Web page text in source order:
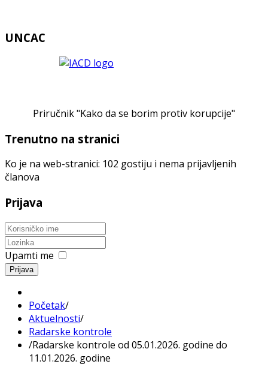
UNCAC
Priručnik "Kako da se borim protiv korupcije"
Trenutno na stranici
Ko je na web-stranici: 102 gostiju i nema prijavljenih
članova
Prijava
Upamti me
Prijava
Početak/
Aktuelnosti/
Radarske kontrole
/Radarske kontrole od 05.01.2026. godine do
11.01.2026. godine